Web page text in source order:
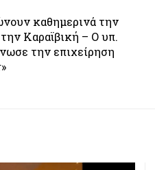
καθημερινά την
Καραϊβική – Ο υπ.
την επιχείρηση